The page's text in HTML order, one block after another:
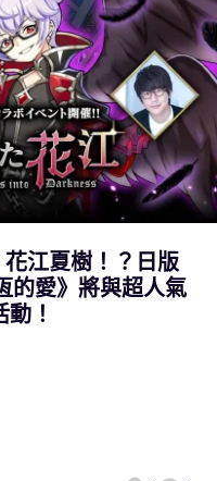
花江夏樹！？日版
的愛》將與超人氣
！